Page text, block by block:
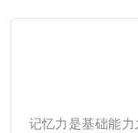
记忆力是基础能